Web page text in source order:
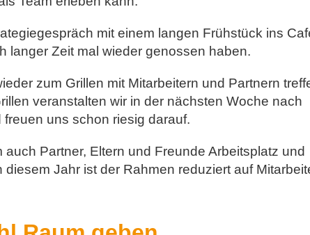
mit einem langen Frühstück ins
langer Zeit mal wieder genossen haben.
zum Grillen mit Mitarbeitern und Partnern
veranstalten wir in der nächsten Woche nach
uns schon riesig darauf.
Partner, Eltern und Freunde Arbeitsplatz und
Jahr ist der Rahmen reduziert auf